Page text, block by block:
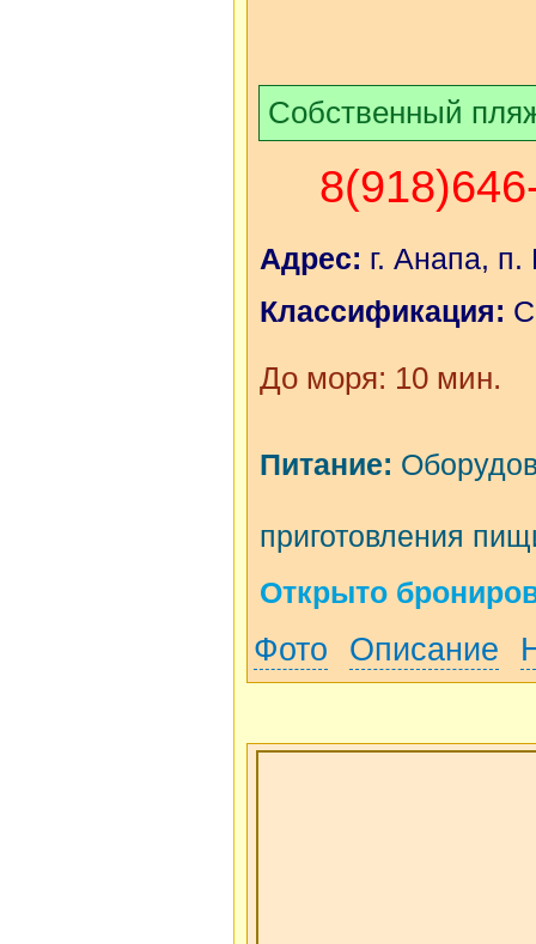
Собственный
Адрес: г. Анапа,
Классификация:
До моря: 10 мин.
Питание:
приготовления
Открыто
Фото Описание